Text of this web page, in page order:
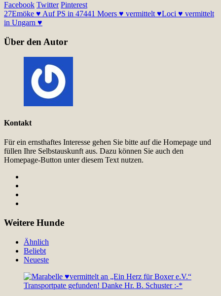
Facebook Twitter Pinterest
27Emöke ♥ Auf PS in 47441 Moers ♥ vermittelt ♥Loci ♥ vermittelt
in Ungarn ♥
Über den Autor
Kontakt
Für ein ernsthaftes Interesse gehen Sie bitte auf die Homepage und
füllen Ihre Selbstauskunft aus. Dazu können Sie auch den
Homepage-Button unter diesem Text nutzen.
Weitere Hunde
Ähnlich
Beliebt
Neueste